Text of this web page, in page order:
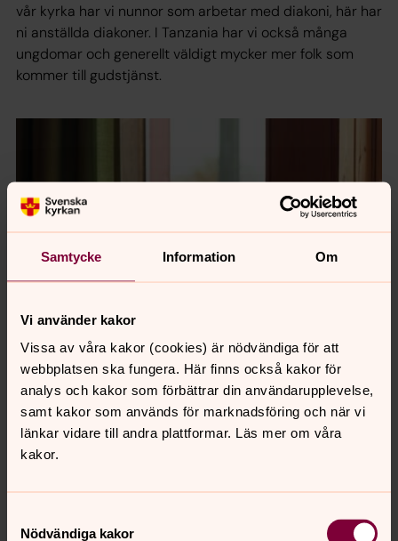
Samtycke Information Om
Vi använder kakor
Vissa av våra kakor (cookies) är nödvändiga för att
webbplatsen ska fungera. Här finns också kakor för
analys och kakor som förbättrar din användarupplevelse,
samt kakor som används för marknadsföring och när vi
länkar vidare till andra plattformar. Läs mer om våra
kakor.
Nödvändiga kakor
vår kyrka har vi nunnor som arbetar med diakoni, här har
ni anställda diakoner. I Tanzania har vi också många
ungdomar och generellt väldigt mycker mer folk som
kommer till gudstjänst.
Foto: Sanna Lundell
Julieth Samson och Eveline Gatege från Kigoma i
Tanzania.
Jag känner en djup tacksamhet